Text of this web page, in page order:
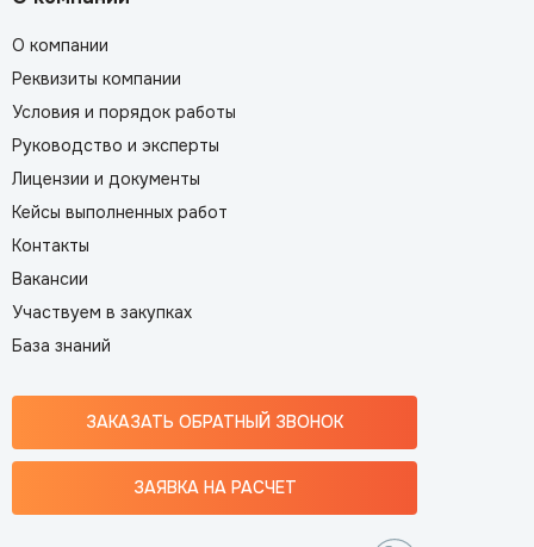
О компании
Реквизиты компании
Условия и порядок работы
Руководство и эксперты
Лицензии и документы
Кейсы выполненных работ
Контакты
Вакансии
Участвуем в закупках
База знаний
ЗАКАЗАТЬ ОБРАТНЫЙ ЗВОНОК
ЗАЯВКА НА РАСЧЕТ